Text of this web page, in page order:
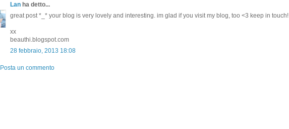
Lan ha detto...
great post *_* your blog is very lovely and interesting. im glad if you visit my blog, too <3 keep in touch!
xx
beauthi.blogspot.com
28 febbraio, 2013 18:08
Posta un commento